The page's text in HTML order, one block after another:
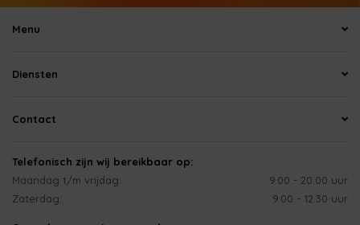
Menu
Diensten
Contact
Telefonisch zijn wij bereikbaar op:
Maandag t/m vrijdag:
9.00 - 20.00 uur
Zaterdag:
9.00 - 12.30 uur